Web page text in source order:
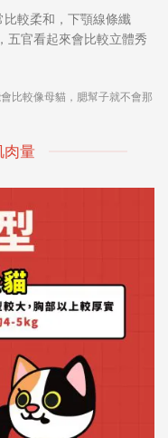
較柔和，下顎線條纖
五官看起來會比較立體秀
比較像母貓，腮幫子就不會那
肉量